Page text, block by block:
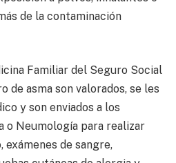
de la contaminación
Familiar del Seguro Social
de asma son valorados, se les
y son enviados a los
o Neumología para realizar
de sangre,